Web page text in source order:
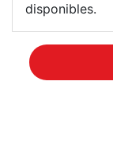
disponibles.